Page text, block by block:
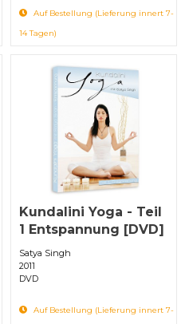
Auf Bestellung (Lieferung innert 7-
14 Tagen)
Kundalini Yoga - Teil
1 Entspannung [DVD]
Satya Singh
2011
DVD
Auf Bestellung (Lieferung innert 7-